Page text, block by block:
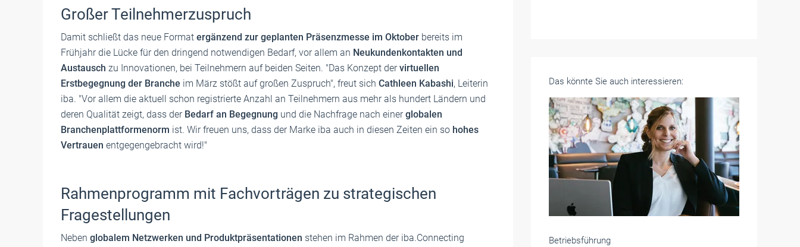
Großer Teilnehmerzuspruch
Damit schließt das neue Format ergänzend zur geplanten Präsenzmesse im Oktober bereits im
Frühjahr die Lücke für den dringend notwendigen Bedarf, vor allem an Neukundenkontakten und
Austausch zu Innovationen, bei Teilnehmern auf beiden Seiten. "Das Konzept dervirtuellen
Erstbegegnung der Branche im März stößt auf großen Zuspruch", freut sich Cathleen Kabashi, Leiterin
iba. "Vor allem die aktuell schon registrierte Anzahl an Teilnehmern aus mehr als hundert Ländern und
deren Qualität zeigt, dass der Bedarf an Begegnung und die Nachfrage nach einerglobalen
Branchenplattformenorm ist. Wir freuen uns, dass der Marke iba auch in diesen Zeiten ein so hohes
Vertrauen entgegengebracht wird!"
Rahmenprogramm mit Fachvorträgen zu strategischen
Fragestellungen
Neben globalem Netzwerken und Produktpräsentationen stehen im Rahmen der iba.Connecting
Das könnte Sie auch interessieren:
Betriebsführung